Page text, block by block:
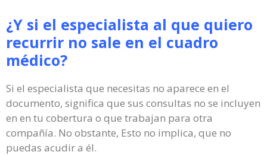
¿Y si el especialista al que quiero
recurrir no sale en el cuadro
médico?
Si el especialista que necesitas no aparece en el
documento, significa que sus consultas no se incluyen
en en tu cobertura o que trabajan para otra
compañía. No obstante, Esto no implica, que no
puedas acudir a él.